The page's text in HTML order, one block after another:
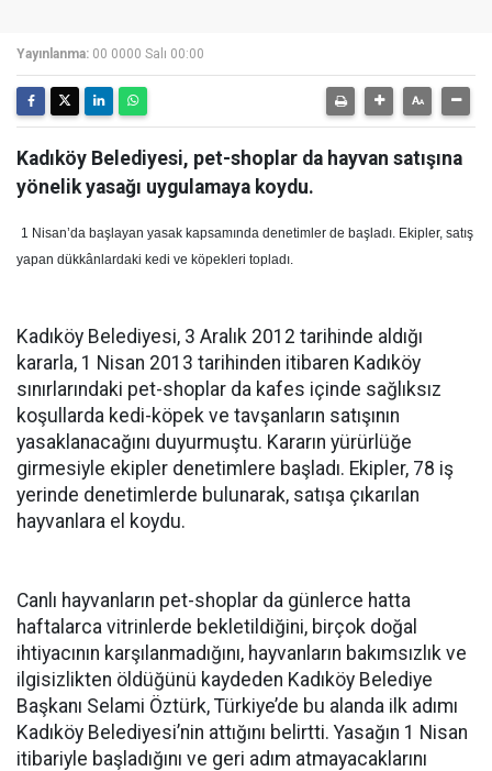
Yayınlanma: 00 0000 Salı 00:00
Kadıköy Belediyesi, pet-shoplar da hayvan satışına
yönelik yasağı uygulamaya koydu.
1 Nisan’da başlayan yasak kapsamında denetimler de başladı. Ekipler, satış
yapan dükkânlardaki kedi ve köpekleri topladı.
Kadıköy Belediyesi, 3 Aralık 2012 tarihinde aldığı
kararla, 1 Nisan 2013 tarihinden itibaren Kadıköy
sınırlarındaki pet-shoplar da kafes içinde sağlıksız
koşullarda kedi-köpek ve tavşanların satışının
yasaklanacağını duyurmuştu. Kararın yürürlüğe
girmesiyle ekipler denetimlere başladı. Ekipler, 78 iş
yerinde denetimlerde bulunarak, satışa çıkarılan
hayvanlara el koydu.
Canlı hayvanların pet-shoplar da günlerce hatta
haftalarca vitrinlerde bekletildiğini, birçok doğal
ihtiyacının karşılanmadığını, hayvanların bakımsızlık ve
ilgisizlikten öldüğünü kaydeden Kadıköy Belediye
Başkanı Selami Öztürk, Türkiye’de bu alanda ilk adımı
Kadıköy Belediyesi’nin attığını belirtti. Yasağın 1 Nisan
itibariyle başladığını ve geri adım atmayacaklarını